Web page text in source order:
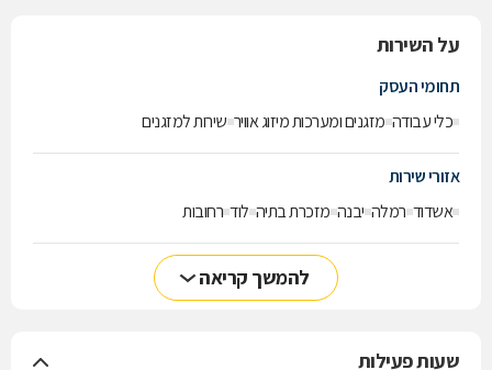
על השירות
תחומי העסק
כלי עבודה מזגנים ומערכות מיזוג אוויר שירות למזגנים
אזורי שירות
אשדוד רמלה יבנה מזכרת בתיה לוד רחובות
להמשך קריאה
שעות פעילות